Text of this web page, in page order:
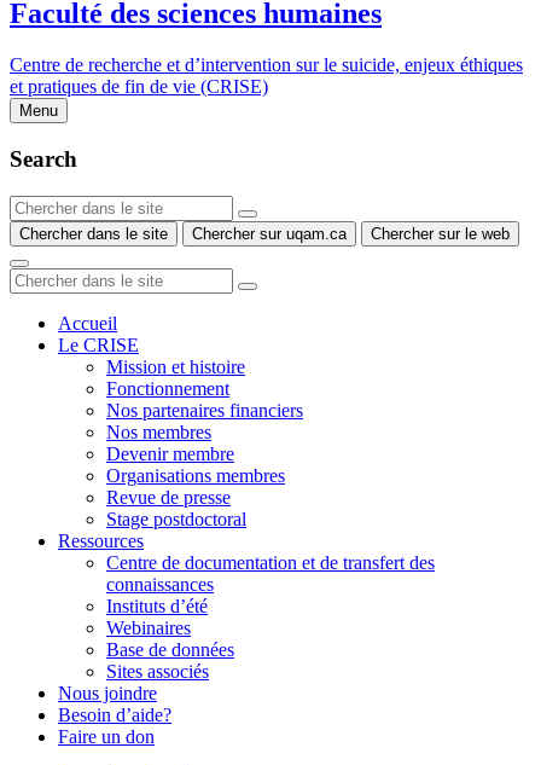
Faculté des sciences humaines
Centre de recherche et d’intervention sur le suicide, enjeux éthiques
et pratiques de fin de vie (CRISE)
Menu
Search
Chercher dans le site Chercher sur uqam.ca Chercher sur le web
Accueil
Le CRISE
Mission et histoire
Fonctionnement
Nos partenaires financiers
Nos membres
Devenir membre
Organisations membres
Revue de presse
Stage postdoctoral
Ressources
Centre de documentation et de transfert des
connaissances
Instituts d’été
Webinaires
Base de données
Sites associés
Nous joindre
Besoin d’aide?
Faire un don